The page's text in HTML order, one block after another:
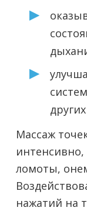
Массаж
ломоты,
нажатий на